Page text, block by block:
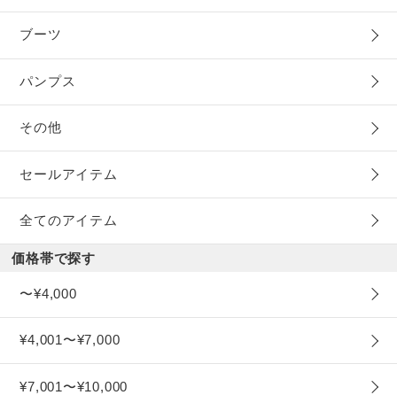
ブーツ
パンプス
その他
セールアイテム
全てのアイテム
価格帯で探す
〜¥4,000
¥4,001〜¥7,000
¥7,001〜¥10,000